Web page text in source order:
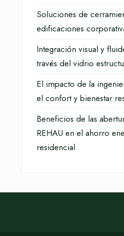
Soluciones de
edificaciones
Integración visual y
través del vidrio
El impacto de la
el confort y bienestar
Beneficios de las
REHAU en el ahorro
residencial